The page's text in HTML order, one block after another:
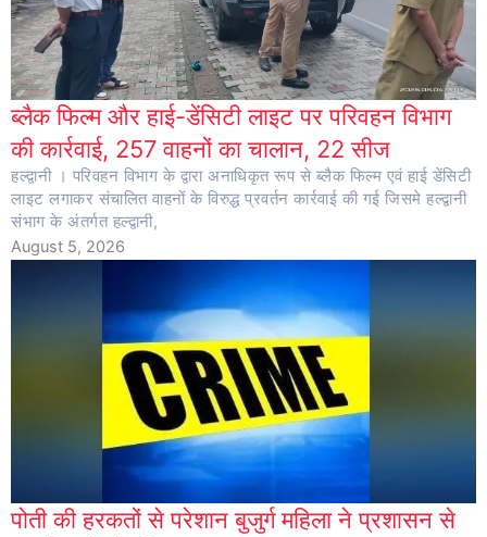
ब्लैक फिल्म और हाई-डेंसिटी लाइट पर परिवहन विभाग
की कार्रवाई, 257 वाहनों का चालान, 22 सीज
हल्द्वानी । परिवहन विभाग के द्वारा अनाधिकृत रूप से ब्लैक फिल्म एवं हाई डेंसिटी
लाइट लगाकर संचालित वाहनों के विरुद्ध प्रवर्तन कार्रवाई की गई जिसमे हल्द्वानी
संभाग के अंतर्गत हल्द्वानी,
August 5, 2026
पोती की हरकतों से परेशान बुजुर्ग महिला ने प्रशासन से